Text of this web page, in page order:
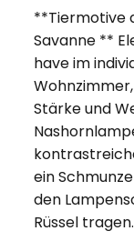
**Tiermotive
Savanne **
have im
Stärke und
ein
den
Rüssel tragen.